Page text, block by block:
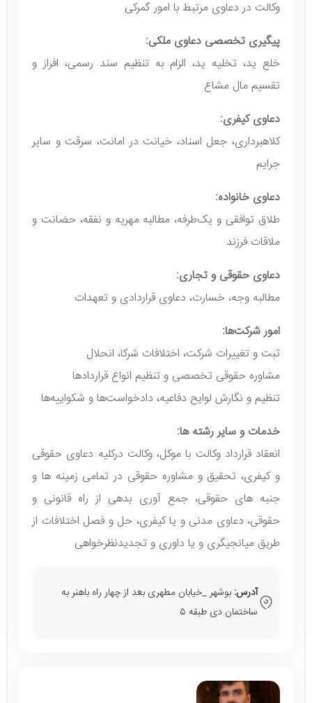
وکالت در دعاوی مرتبط با امور گمرکی
پیگیری تخصصی دعاوی ملکی:
خلع ید، تخلیه ید، الزام به تنظیم سند رسمی، افراز و
تقسیم مال مشاع
دعاوی کیفری:
کلاهبرداری، جعل اسناد، خیانت در امانت، سرقت و سایر
جرایم
دعاوی خانواده:
طلاق توافقی و یک‌طرفه، مطالبه مهریه و نفقه، حضانت و
ملاقات فرزند
دعاوی حقوقی و تجاری:
مطالبه وجه، خسارت، دعاوی قراردادی و تعهدات
امور شرکت‌ها:
ثبت و تغییرات شرکت، اختلافات شرکا، انحلال
مشاوره حقوقی تخصصی و تنظیم انواع قراردادها
تنظیم و نگارش لوایح دفاعیه، دادخواست‌ها و شکواییه‌ها
خدمات و سایر رشته ها:
انعقاد قرارداد وکالت با موکل، وکالت درکلیه دعاوی حقوقی
و کیفری، تحقیق و مشاوره حقوقی در تمامی زمینه ها و
جنبه های حقوقی، جمع آوری بدهی از راه قانونی و
حقوقی، دعاوی مدنی و یا کیفری، حل و فصل اختلافات از
طریق میانجیگری و یا داوری و تجدیدنظرخواهی
آدرس: بوشهر _خیابان مطهری بعد از چهار راه باهنر به
ساختمان دی طبقه ۵